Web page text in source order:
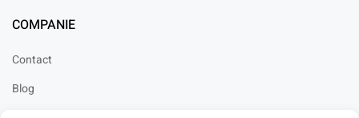
COMPANIE
Contact
Blog